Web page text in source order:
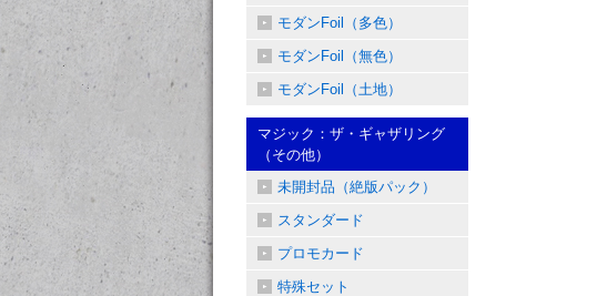
モダンFoil（多色）
モダンFoil（無色）
モダンFoil（土地）
マジック：ザ・ギャザリング
（その他）
未開封品（絶版パック）
スタンダード
プロモカード
特殊セット